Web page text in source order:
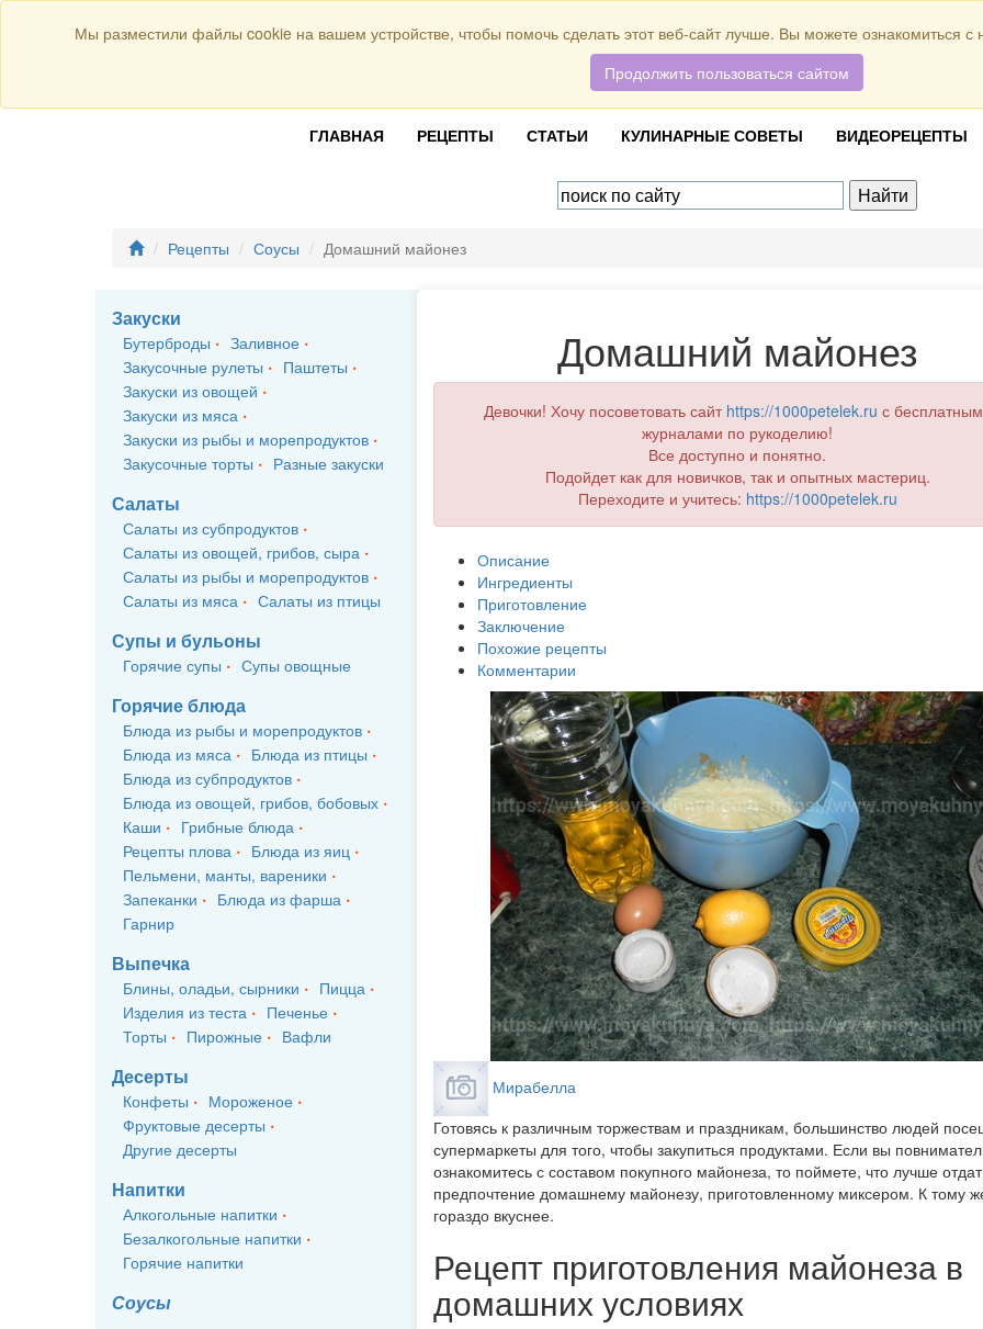
ГЛАВНАЯ РЕЦЕПТЫ СТАТЬИ КУЛИНАРНЫЕ СОВЕТЫ ВИДЕОРЕЦЕПТЫ
Рецепты Соусы Домашний майонез
Закуски
Бутерброды
Заливное
Закусочные рулеты
Паштеты
Закуски из овощей
Закуски из мяса
Закуски из рыбы и морепродуктов
Закусочные торты
Разные закуски
Салаты
Салаты из субпродуктов
Салаты из овощей, грибов, сыра
Салаты из рыбы и морепродуктов
Салаты из мяса
Салаты из птицы
Супы и бульоны
Горячие супы Супы овощные
Горячие блюда
Блюда из рыбы и морепродуктов
Блюда из мяса
Блюда из птицы
Блюда из субпродуктов
Блюда из овощей, грибов, бобовых
Каши
Грибные блюда
Рецепты плова
Блюда из яиц
Пельмени, манты, вареники
Запеканки
Блюда из фарша
Гарнир
Выпечка
Блины, оладьи, сырники
Пицца
Изделия из теста
Печенье
Торты
Пирожные Вафли
Десерты
Конфеты
Мороженое
Фруктовые десерты
Другие десерты
Напитки
Алкогольные напитки
Безалкогольные напитки
Горячие напитки
Соусы
Домашний майонез
Девочки! Хочу посоветовать сайт https://1000petelek.ru с
журналами по рукоделию!
Все доступно и понятно.
Подойдет как для новичков, так и опытных мастериц.
Переходите и учитесь: https://1000petelek.ru
Описание
Ингредиенты
Приготовление
Заключение
Похожие рецепты
Комментарии
Мирабелла
Готовясь к различным торжествам и праздникам, большинство людей
супермаркеты для того, чтобы закупиться продуктами. Если вы
ознакомитесь с составом покупного майонеза, то поймете, что лучше
предпочтение домашнему майонезу, приготовленному миксером. К тому
гораздо вкуснее.
Рецепт приготовления майонеза в
домашних условиях
Мы разместили файлы cookie на вашем устройстве, чтобы помочь сделать этот веб-сайт лучше. Вы можете ознакомиться
Продолжить пользоваться сайтом